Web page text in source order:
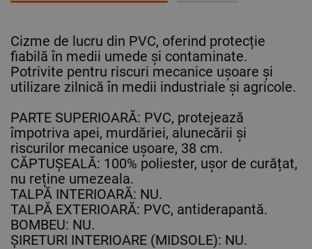
Cizme de lucru din PVC, oferind protecție
fiabilă în medii umede și contaminate.
Potrivite pentru riscuri mecanice ușoare și
utilizare zilnică în medii industriale și agricole.
PARTE SUPERIOARĂ: PVC, protejează
împotriva apei, murdăriei, alunecării și
riscurilor mecanice ușoare, 38 cm.
CĂPTUȘEALĂ: 100% poliester, ușor de curățat,
nu reține umezeala.
TALPĂ INTERIOARĂ: NU.
TALPĂ EXTERIOARĂ: PVC, antiderapantă.
BOMBEU: NU.
ȘIRETURI INTERIOARE (MIDSOLE): NU.